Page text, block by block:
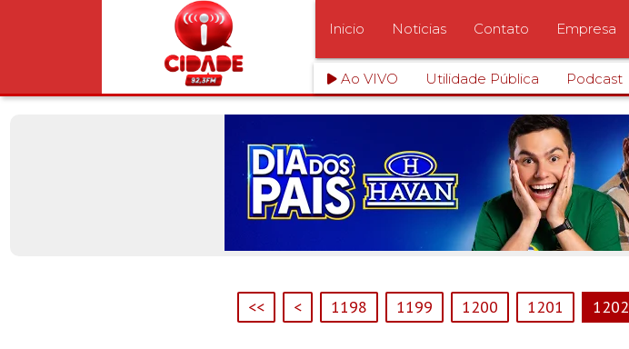
Inicio Noticias Contato Empresa
Ao VIVO Utilidade Pública Podcast
<< < 1198 1199 1200 1201 1202